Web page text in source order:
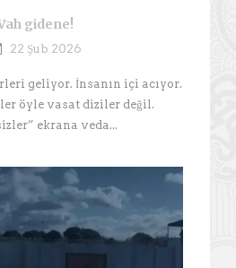
gidene!
22 Şub 2026
geliyor. İnsanın içi acıyor.
öyle vasat diziler değil.
ekrana veda...